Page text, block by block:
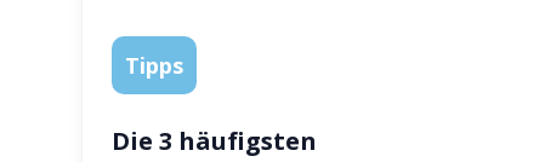
Tipps
Die 3 häufigsten